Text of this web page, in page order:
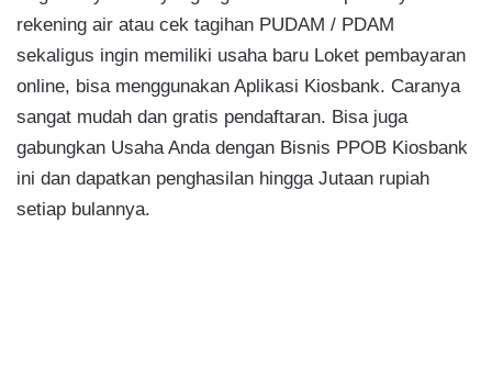
rekening air atau cek tagihan PUDAM / PDAM
sekaligus ingin memiliki usaha baru Loket pembayaran
online, bisa menggunakan Aplikasi Kiosbank. Caranya
sangat mudah dan gratis pendaftaran. Bisa juga
gabungkan Usaha Anda dengan Bisnis PPOB Kiosbank
ini dan dapatkan penghasilan hingga Jutaan rupiah
setiap bulannya.